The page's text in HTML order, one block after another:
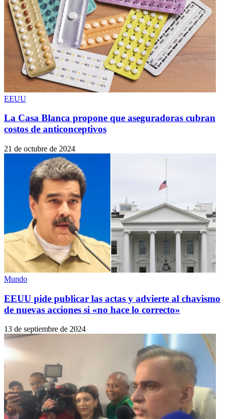
EEUU
La Casa Blanca propone que aseguradoras cubran
costos de anticonceptivos
21 de octubre de 2024
Mundo
EEUU pide publicar las actas y advierte al chavismo
de nuevas acciones si «no hace lo correcto»
13 de septiembre de 2024